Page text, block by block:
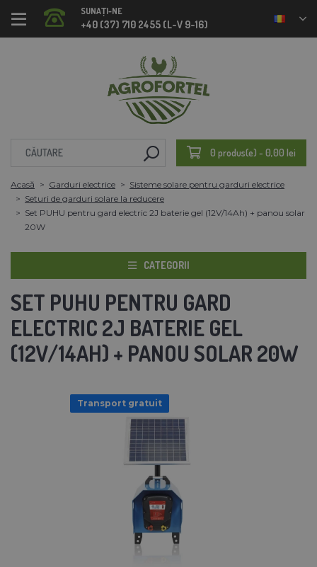
SUNAȚI-NE
+40 (37) 710 2455 (L-V 9-16)
0 produs(e) - 0,00 lei
Acasă Garduri electrice
Sisteme solare pentru garduri electrice
Seturi de garduri solare la reducere
Set PUHU pentru gard electric 2J baterie gel (12V/14Ah) + panou solar
20W
CATEGORII
SET PUHU PENTRU GARD
ELECTRIC 2J BATERIE GEL
(12V/14AH) + PANOU SOLAR 20W
Transport gratuit